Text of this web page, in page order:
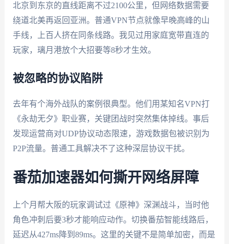
北京到东京的直线距离不过2100公里，但网络数据需要
绕道北美再返回亚洲。普通VPN节点就像早晚高峰的山
手线，上百人挤在同条线路。我见过用家庭宽带直连的
玩家，璃月港放个大招要等8秒才生效。
被忽略的协议陷阱
去年有个海外战队的案例很典型。他们用某知名VPN打
《永劫无夕》职业赛，关键团战时突然集体掉线。事后
发现运营商对UDP协议动态限速，游戏数据包被识别为
P2P流量。普通工具解决不了这种深层协议干扰。
番茄加速器如何撕开网络屏障
上个月帮大阪的玩家调试过《原神》深渊战斗，当时他
角色冲刺后要3秒才能响应动作。切换番茄智能线路后，
延迟从427ms降到89ms。这里的关键不是简单加密，而是